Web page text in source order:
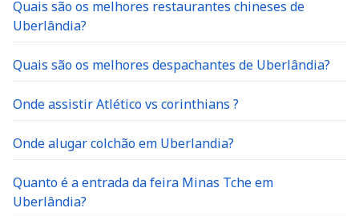
Quais são os melhores restaurantes chineses de
Uberlândia?
Quais são os melhores despachantes de Uberlândia?
Onde assistir Atlético vs corinthians ?
Onde alugar colchão em Uberlandia?
Quanto é a entrada da feira Minas Tche em
Uberlândia?